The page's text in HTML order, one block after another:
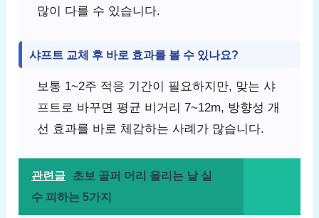
많이 다를 수 있습니다.
샤프트 교체 후 바로 효과를 볼 수 있나요?
보통 1~2주 적응 기간이 필요하지만, 맞는 샤
프트로 바꾸면 평균 비거리 7~12m, 방향성 개
선 효과를 바로 체감하는 사례가 많습니다.
관련글
초보 골퍼 머리 올리는 날 실
수 피하는 5가지